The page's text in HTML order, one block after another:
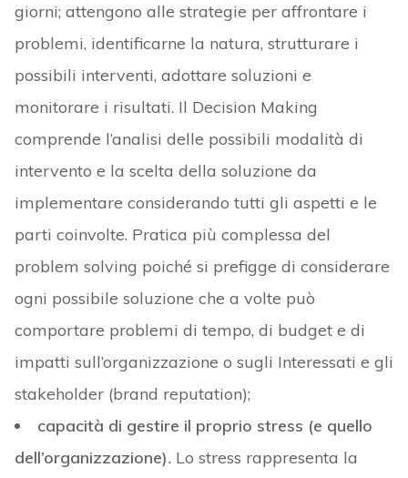
giorni; attengono alle strategie per affrontare i
problemi, identificarne la natura, strutturare i
possibili interventi, adottare soluzioni e
monitorare i risultati. Il Decision Making
comprende l’analisi delle possibili modalità di
intervento e la scelta della soluzione da
implementare considerando tutti gli aspetti e le
parti coinvolte. Pratica più complessa del
problem solving poiché si prefigge di considerare
ogni possibile soluzione che a volte può
comportare problemi di tempo, di budget e di
impatti sull’organizzazione o sugli Interessati e gli
stakeholder (brand reputation);
capacità di gestire il proprio stress (e quello
dell’organizzazione).Lo stress rappresenta la